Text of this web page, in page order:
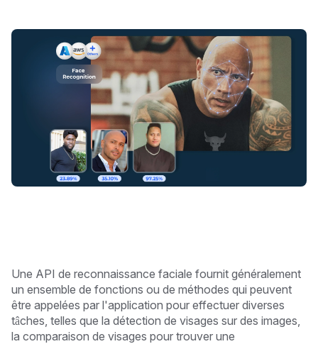
Une API de reconnaissance faciale fournit généralement
un ensemble de fonctions ou de méthodes qui peuvent
être appelées par l'application pour effectuer diverses
tâches, telles que la détection de visages sur des images,
la comparaison de visages pour trouver une